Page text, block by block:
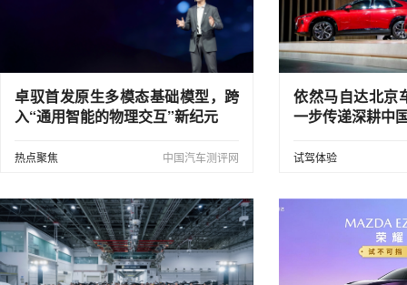
卓驭首发原生多模态基础模型，跨
入“通用智能的物理交互”新纪元
热点聚焦 中国汽车测评网
依然马自达北京
一步传递深耕中
试驾体验